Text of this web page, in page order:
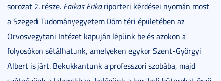
sorozat 2. része. Farkas Erikariporteri kérdései nyomán most
a Szegedi Tudományegyetem Dóm téri épületében az
Orvosvegytani Intézet kapuján lépünk be és azokon a
folyosókon sétálhatunk, amelyeken egykor Szent-Györgyi
Albert is járt. Bekukkantunk a professzori szobába, majd